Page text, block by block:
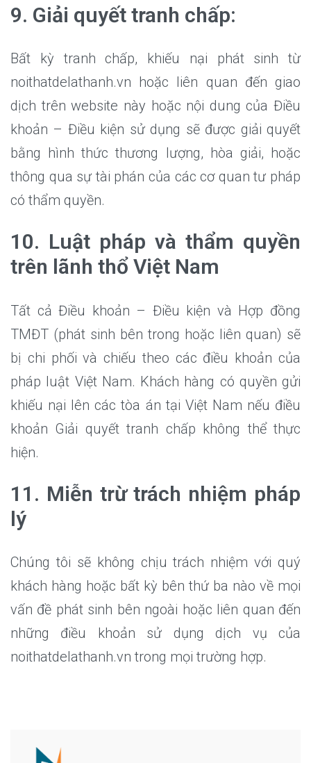
9. Giải quyết tranh chấp:
Bất kỳ tranh chấp, khiếu nại phát sinh từ
noithatdelathanh.vn hoặc liên quan đến giao
dịch trên website này hoặc nội dung của Điều
khoản – Điều kiện sử dụng sẽ được giải quyết
bằng hình thức thương lượng, hòa giải, hoặc
thông qua sự tài phán của các cơ quan tư pháp
có thẩm quyền.
10. Luật pháp và thẩm quyền
trên lãnh thổ Việt Nam
Tất cả Điều khoản – Điều kiện và Hợp đồng
TMĐT (phát sinh bên trong hoặc liên quan) sẽ
bị chi phối và chiếu theo các điều khoản của
pháp luật Việt Nam. Khách hàng có quyền gửi
khiếu nại lên các tòa án tại Việt Nam nếu điều
khoản Giải quyết tranh chấp không thể thực
hiện.
11. Miễn trừ trách nhiệm pháp
lý
Chúng tôi sẽ không chịu trách nhiệm với quý
khách hàng hoặc bất kỳ bên thứ ba nào về mọi
vấn đề phát sinh bên ngoài hoặc liên quan đến
những điều khoản sử dụng dịch vụ của
noithatdelathanh.vn trong mọi trường hợp.